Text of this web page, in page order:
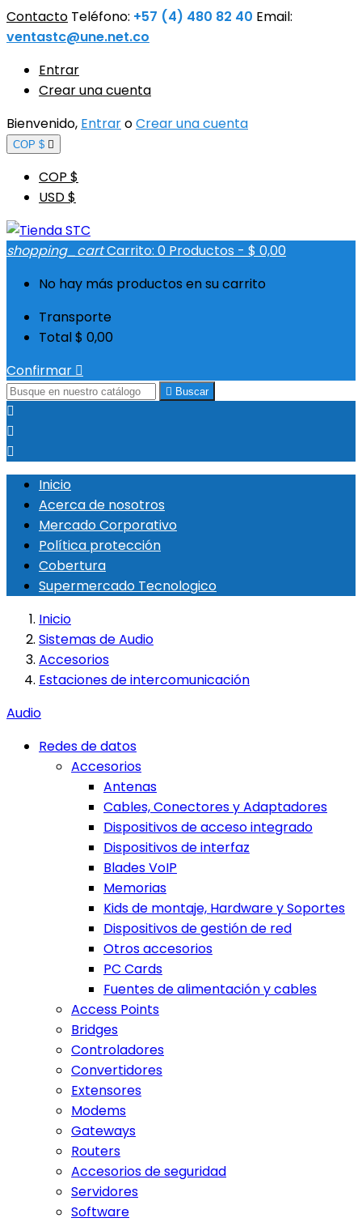
Contacto Teléfono: +57 (4) 480 82 40 Email:
ventastc@une.net.co
Entrar
Crear una cuenta
Bienvenido, EntraroCrear una cuenta
COP $ 
COP $
USD $
shopping_cartCarrito: 0 Productos - $ 0,00
No hay más productos en su carrito
Transporte
Total$ 0,00
Confirmar 
 Buscar



Inicio
Acerca de nosotros
Mercado Corporativo
Política protección
Cobertura
Supermercado Tecnologico
Inicio
Sistemas de Audio
Accesorios
Estaciones de intercomunicación
Audio
Redes de datos
Accesorios
Antenas
Cables, Conectores y Adaptadores
Dispositivos de acceso integrado
Dispositivos de interfaz
Blades VoIP
Memorias
Kids de montaje, Hardware y Soportes
Dispositivos de gestión de red
Otros accesorios
PC Cards
Fuentes de alimentación y cables
Access Points
Bridges
Controladores
Convertidores
Extensores
Modems
Gateways
Routers
Accesorios de seguridad
Servidores
Software